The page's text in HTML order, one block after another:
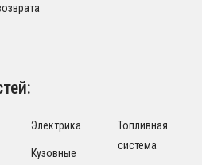
Электрика
Кузовные
Топливная
система